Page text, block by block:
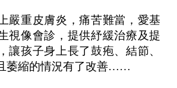
嚴重皮膚炎，痛苦難當，愛基
視像會診，提供紓緩治療及提
讓孩子身上長了鼓疱、結節、
萎縮的情況有了改善……